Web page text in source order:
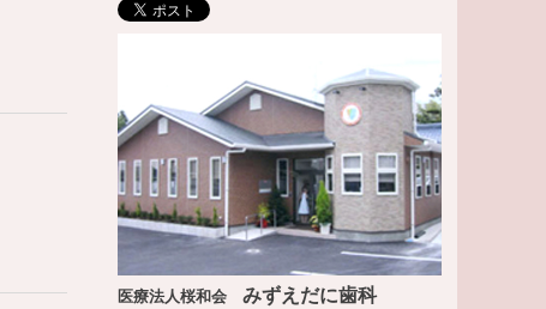
医療法人桜和会 みずえだに歯科